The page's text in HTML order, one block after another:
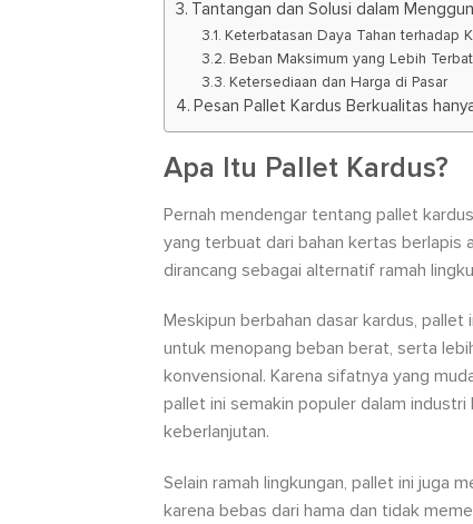
Tantangan dan Solusi dalam
Keterbatasan Daya Tahan terhadap
Beban Maksimum yang Lebih
Ketersediaan dan Harga di Pasar
Pesan Pallet Kardus Berkualitas
Apa Itu Pallet Kardus?
Pernah mendengar tentang pallet
yang terbuat dari bahan kertas berlapis
dirancang sebagai alternatif ramah
Meskipun berbahan dasar kardus,
untuk menopang beban berat, serta
konvensional. Karena sifatnya yang
pallet ini semakin populer dalam
keberlanjutan.
Selain ramah lingkungan, pallet ini juga
karena bebas dari hama dan tidak